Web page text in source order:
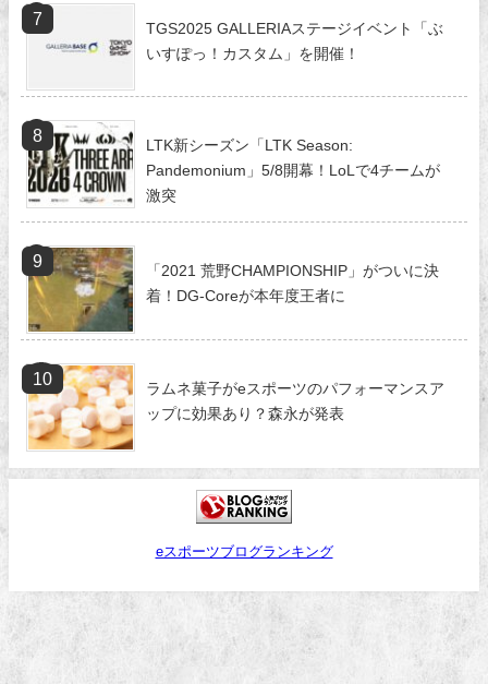
TGS2025 GALLERIAステージイベント「ぶ
いすぽっ！カスタム」を開催！
LTK新シーズン「LTK Season:
Pandemonium」5/8開幕！LoLで4チームが
激突
「2021 荒野CHAMPIONSHIP」がついに決
着！DG-Coreが本年度王者に
ラムネ菓子がeスポーツのパフォーマンスア
ップに効果あり？森永が発表
eスポーツブログランキング